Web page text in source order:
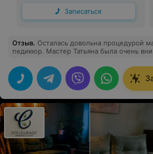
Записаться
Отзыв. Осталась довольна процедурой
педикюр. Мастер Татьяна была очень внимательна и
заметно". Можно было забыть о том, что
маникюре/педикюр. Уходовый массаж
Сама процедура прошла быстро, что
наше время.)